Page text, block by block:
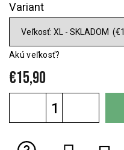
€15,90
Variant
Akú veľkosť?